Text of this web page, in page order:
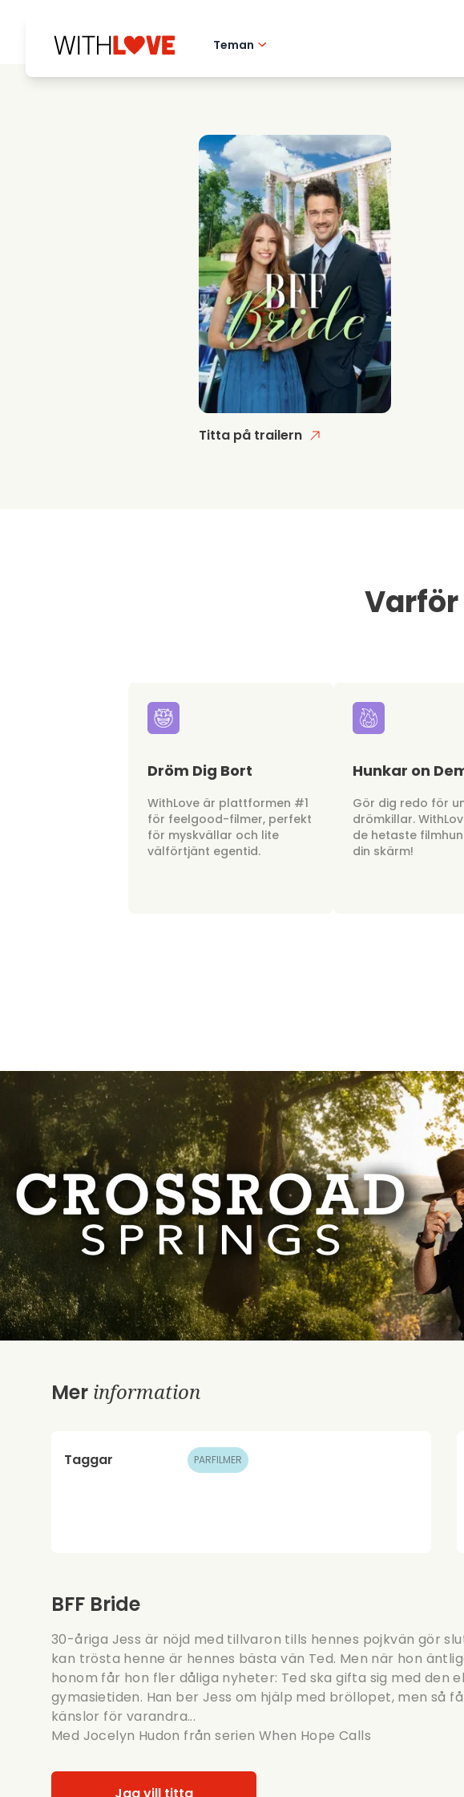
Teman
Mysterier
Sommarfilm
Titta på trailern
Dröm Dig Bort
WithLove är plattformen #1
för feelgood-filmer, perfekt
för myskvällar och lite
välförtjänt egentid.
Hunkar on
Gör dig redo för
drömkillar.
de hetaste
din skärm!
Mer information
Taggar PARFILMER
BFF Bride
30-åriga Jess är nöjd med tillvaron tills hennes pojkvän gör
kan trösta henne är hennes bästa vän Ted. Men när hon
honom får hon fler dåliga nyheter: Ted ska gifta sig med den
gymasietiden. Han ber Jess om hjälp med bröllopet, men så
känslor för varandra...
Med Jocelyn Hudon frånserien When Hope Calls
Jag vill titta